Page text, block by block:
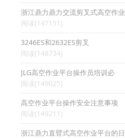
浙江鼎力鼎力交流剪叉式高空作业
阅读(147151)
3246ES和2632ES剪叉
阅读(148734)
JLG高空作业平台操作员培训必
阅读(149025)
高空作业平台操作安全注意事项
阅读(149211)
浙江鼎力直臂式高空作业平台的日